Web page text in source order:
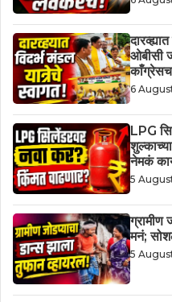
ओबीसी
6
LPG
नेमकं
5
ग्रामीण
मनं;
5